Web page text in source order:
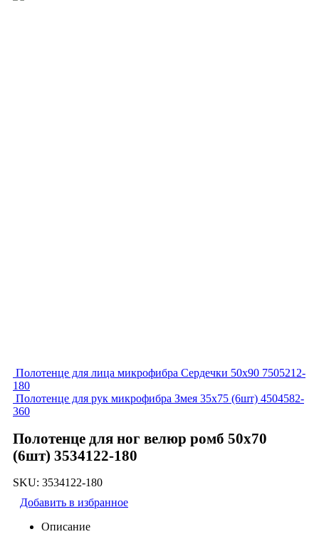
Полотенце для лица микрофибра Сердечки 50х90 7505212-
180
Полотенце для рук микрофибра Змея 35х75 (6шт) 4504582-
360
Полотенце для ног велюр ромб 50х70
(6шт) 3534122-180
SKU: 3534122-180
Добавить в избранное
Описание